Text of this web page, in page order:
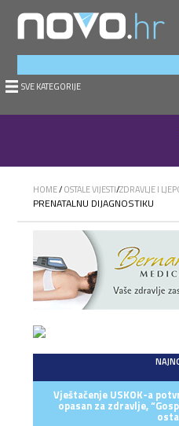
SVE KATEGORIJE
HOME/OSTALE VIJESTI/ZDRAVLJE I
PRENATALNU DIJAGNOSTIKU
Vještačenje USKOK-a
opasan za zdravlje,